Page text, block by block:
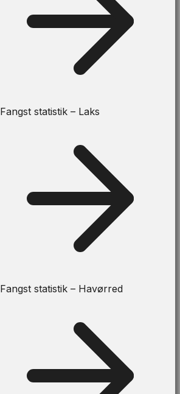
Fangst statistik – Laks
Fangst statistik – Havørred